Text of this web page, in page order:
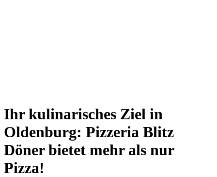
Ihr kulinarisches Ziel in
Oldenburg: Pizzeria Blitz
Döner bietet mehr als nur
Pizza!